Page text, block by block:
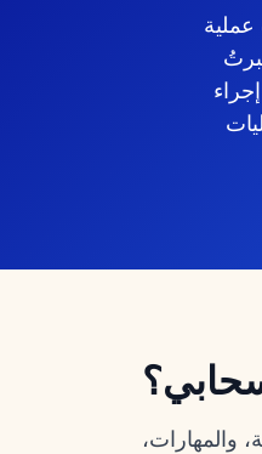
أجريت تقييمات عملية
والمهارات،